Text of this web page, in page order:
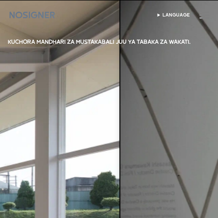
NYUMBANI
CHAGUA LUGHA
LANGUAGE
KUCHORA MANDHARI ZA MUSTAKABALI JUU YA TABAKA ZA WAKATI.